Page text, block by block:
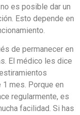
es posible dar un
Esto depende en
de permanecer en
El médico les dice
mes. Porque en
regularmente, es
facilidad. Si has